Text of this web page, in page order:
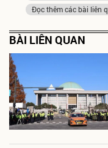
Đọc thêm các bài liên
BÀI LIÊN QUAN